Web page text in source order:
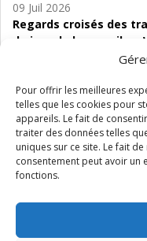
Pour offrir les meilleures
telles que les cookies pour
appareils. Le fait de
traiter des données telles
uniques sur ce site. Le fait
consentement peut avoir un
fonctions.
09 Juil 2026
Regards croisés des
de jour de bas seuil
06 Juil 2026
Étude d’évaluabilité
d’accompagnement à
01 Juil 2026
Pénurie du personnel
Wallonie ?